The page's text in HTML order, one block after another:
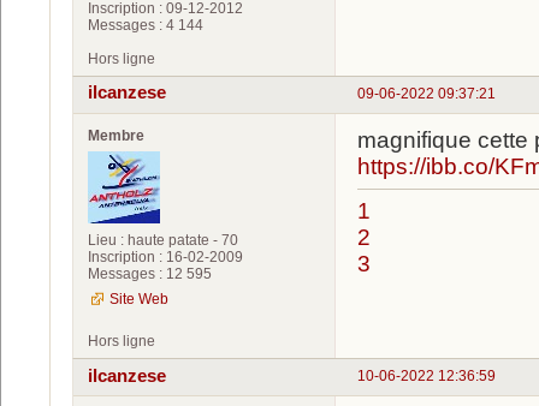
Inscription : 09-12-2012
Messages : 4 144
Hors ligne
09-06-2022 09:37:21
ilcanzese
Membre
Lieu : haute patate - 70
Inscription : 16-02-2009
Messages : 12 595
Site Web
magnifique cette
https://ibb.co/
1
2
3
Hors ligne
10-06-2022 12:36:59
ilcanzese